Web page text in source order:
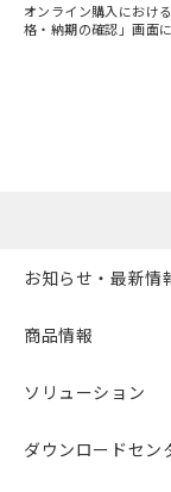
オンライン購入におけ
格・納期の確認」画面
お知らせ・最新情
商品情報
ソリューション
ダウンロードセン